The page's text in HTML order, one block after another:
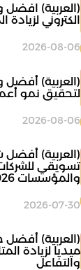
(العربية) افضل
الكتروني لزيادة
2026-08-06
(العربية) أفضل
لتحقيق نمو
2026-08-06
(العربية)
تسويقي
والمؤسسات 2026
2026-07-30
(العربية)
ميديا لزيادة
والتفاعل